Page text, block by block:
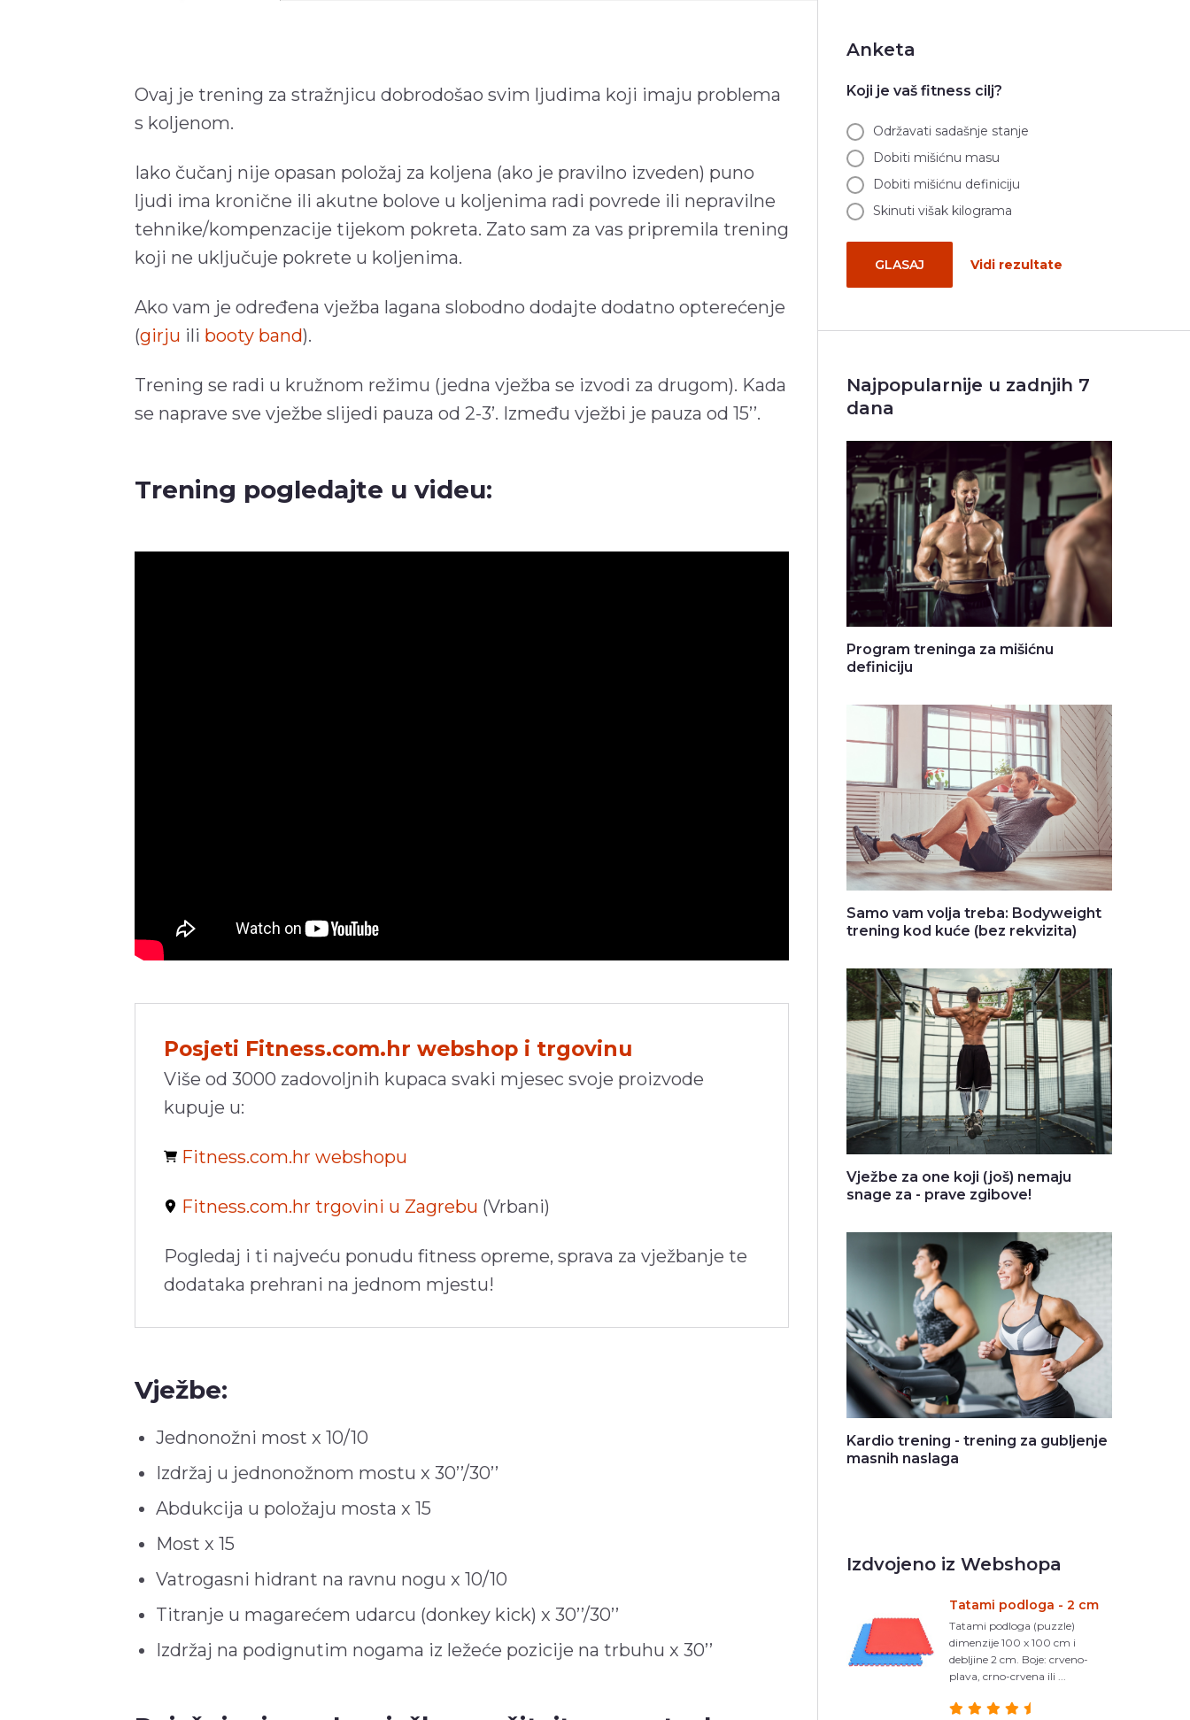
Ovaj je trening za stražnjicu dobrodošao svim ljudima koji imaju problema
s koljenom.
Iako čučanj nije opasan položaj za koljena (ako je pravilno izveden) puno
ljudi ima kronične ili akutne bolove u koljenima radi povrede ili nepravilne
tehnike/kompenzacije tijekom pokreta. Zato sam za vas pripremila trening
koji ne uključuje pokrete u koljenima.
Ako vam je određena vježba lagana slobodno dodajte dodatno opterećenje
(girju ili booty band).
Trening se radi u kružnom režimu (jedna vježba se izvodi za drugom). Kada
se naprave sve vježbe slijedi pauza od 2-3’. Između vježbi je pauza od 15’’.
Trening pogledajte u videu:
Posjeti Fitness.com.hr webshop i trgovinu
Više od 3000 zadovoljnih kupaca svaki mjesec svoje proizvode
kupuje u:
Fitness.com.hr webshopu
Fitness.com.hr trgovini u Zagrebu (Vrbani)
Pogledaj i ti najveću ponudu fitness opreme, sprava za vježbanje te
dodataka prehrani na jednom mjestu!
Vježbe:
Jednonožni most x 10/10
Izdržaj u jednonožnom mostu x 30’’/30’’
Abdukcija u položaju mosta x 15
Most x 15
Vatrogasni hidrant na ravnu nogu x 10/10
Titranje u magarećem udarcu (donkey kick) x 30’’/30’’
Izdržaj na podignutim nogama iz ležeće pozicije na trbuhu x 30’’
Anketa
Koji je vaš fitness cilj?
Održavati sadašnje stanje
Dobiti mišićnu masu
Dobiti mišićnu definiciju
Skinuti višak kilograma
GLASAJ Vidi rezultate
Najpopularnije u zadnjih 7
dana
Program treninga za mišićnu
definiciju
Samo vam volja treba: Bodyweight
trening kod kuće (bez rekvizita)
Vježbe za one koji (još) nemaju
snage za - prave zgibove!
Kardio trening - trening za gubljenje
masnih naslaga
Izdvojeno iz Webshopa
Tatami podloga - 2 cm
Tatami podloga (puzzle)
dimenzije 100 x 100 cm i
debljine 2 cm. Boje: crveno-
plava, crno-crvena ili ...